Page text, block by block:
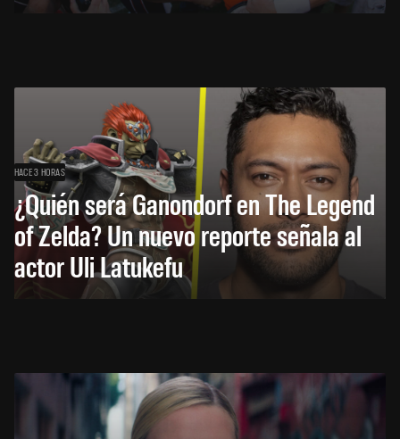
HACE 3 HORAS
¿Quién será Ganondorf en The Legend
of Zelda? Un nuevo reporte señala al
actor Uli Latukefu